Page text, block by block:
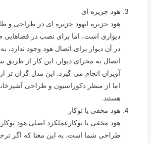
هود جزیره ای
هود جزیره ایهود جزیره ای در طراحی و
دیواری است، اما برای نصب در فضاهایی
در آن دیوار برای اتصال هود وجود ندارد،
اتصال به مجرای دیوار، این کار از
آویزان انجام می گیرد. این مدل گران تر
اما از منظر دکوراسیون و طراحی
هستند.
هود مخفی یا توکار
هود مخفی یا توکارعملکرد اصلی هود
طراحی شما است. به این معنا که اگر